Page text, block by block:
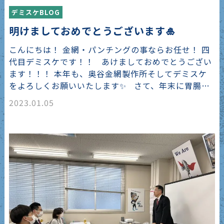
デミスケBLOG
明けましておめでとうございます🎍
こんにちは！ 金網・パンチングの事ならお任せ！ 四
代目デミスケです！！ あけましておめでとうござい
ます！！！ 本年も、奥谷金網製作所そしてデミスケ
をよろしくお願いいたします✨ さて、年末に胃腸…
2023.01.05